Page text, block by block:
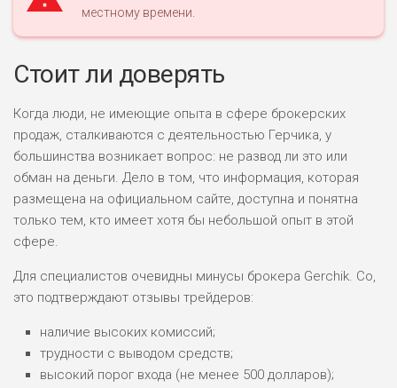
местному времени.
Стоит ли доверять
Когда люди, не имеющие опыта в сфере брокерских
продаж, сталкиваются с деятельностью Герчика, у
большинства возникает вопрос: не развод ли это или
обман на деньги. Дело в том, что информация, которая
размещена на официальном сайте, доступна и понятна
только тем, кто имеет хотя бы небольшой опыт в этой
сфере.
Для специалистов очевидны минусы брокера Gerchik. Co,
это подтверждают отзывы трейдеров:
наличие высоких комиссий;
трудности с выводом средств;
высокий порог входа (не менее 500 долларов);